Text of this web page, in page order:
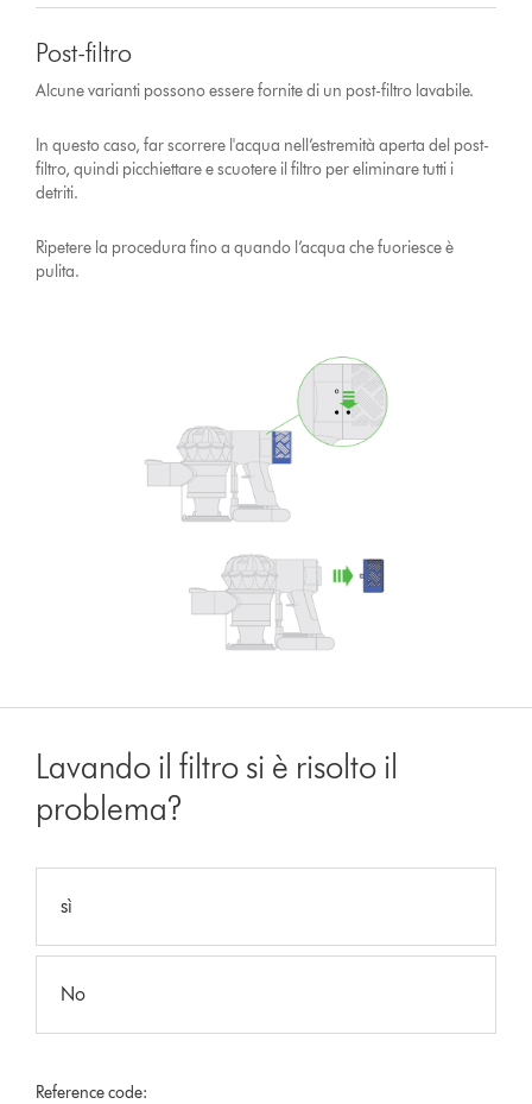
Post-filtro
Alcune varianti possono essere fornite di un post-filtro lavabile.
In questo caso, far scorrere l'acqua nell’estremità aperta del post-
filtro, quindi picchiettare e scuotere il filtro per eliminare tutti i
detriti.
Ripetere la procedura fino a quando l’acqua che fuoriesce è
pulita.
Lavando il filtro si è risolto il
problema?
sì
No
Reference code: